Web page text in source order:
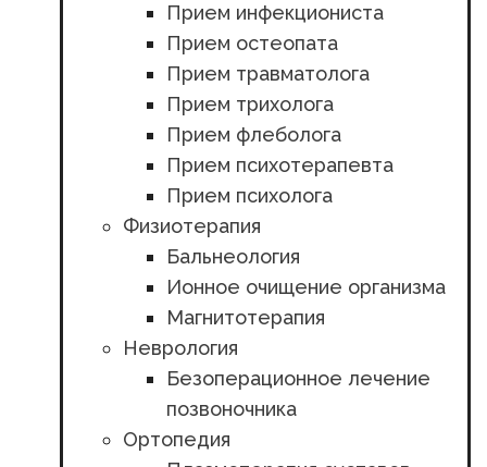
Прием инфекциониста
Прием остеопата
Прием травматолога
Прием трихолога
Прием флеболога
Прием психотерапевта
Прием психолога
Физиотерапия
Бальнеология
Ионное очищение организма
Магнитотерапия
Неврология
Безоперационное лечение
позвоночника
Ортопедия